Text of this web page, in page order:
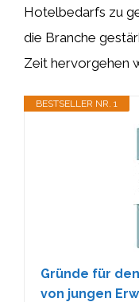
Hotelbedarfs zu
die Branche
Zeit hervorgehen
BESTSELLER NR. 1
Gründe für
von jungen